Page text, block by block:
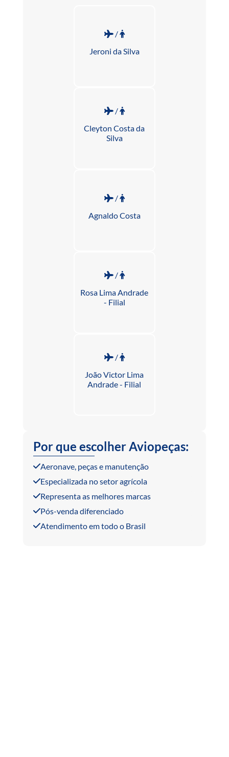
/
Jeroni da Silva
/
Cleyton Costa da
Silva
/
Agnaldo Costa
/
Rosa Lima Andrade
- Filial
/
João Victor Lima
Andrade - Filial
Por que escolher Aviopeças:
Aeronave, peças e manutenção
Especializada no setor agrícola
Representa as melhores marcas
Pós-venda diferenciado
Atendimento em todo o Brasil